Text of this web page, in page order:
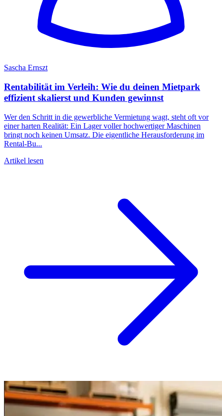
Sascha Ernszt
Rentabilität im Verleih: Wie du deinen Mietpark
effizient skalierst und Kunden gewinnst
Wer den Schritt in die gewerbliche Vermietung wagt, steht oft vor
einer harten Realität: Ein Lager voller hochwertiger Maschinen
bringt noch keinen Umsatz. Die eigentliche Herausforderung im
Rental-Bu...
Artikel lesen